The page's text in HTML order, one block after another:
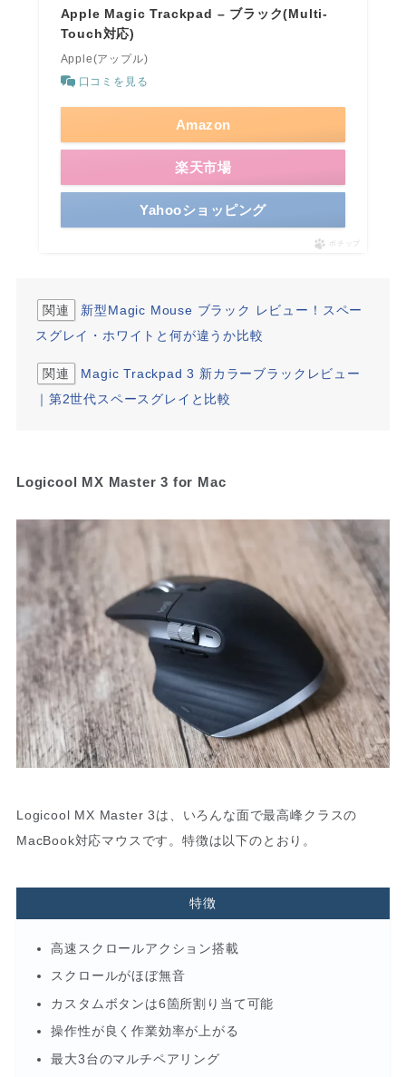
Apple Magic Trackpad – ブラック(Multi-
Touch対応) ​​​​​​​
Apple(アップル)
口コミを見る
Amazon
楽天市場
Yahooショッピング
ポチップ
関連
新型Magic Mouse ブラック レビュー！スペー
スグレイ・ホワイトと何が違うか比較
関連
Magic Trackpad 3 新カラーブラックレビュー
｜第2世代スペースグレイと比較
Logicool MX Master 3 for Mac
Logicool MX Master 3は、いろんな面で最高峰クラスの
MacBook対応マウスです。特徴は以下のとおり。
特徴
高速スクロールアクション搭載
スクロールがほぼ無音
カスタムボタンは6箇所割り当て可能
操作性が良く作業効率が上がる
最大3台のマルチペアリング